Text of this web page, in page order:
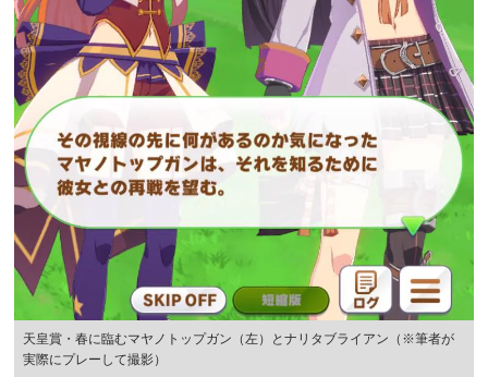
天皇賞・春に臨むマヤノトップガン（左）とナリタブライアン（※筆者が
実際にプレーして撮影）